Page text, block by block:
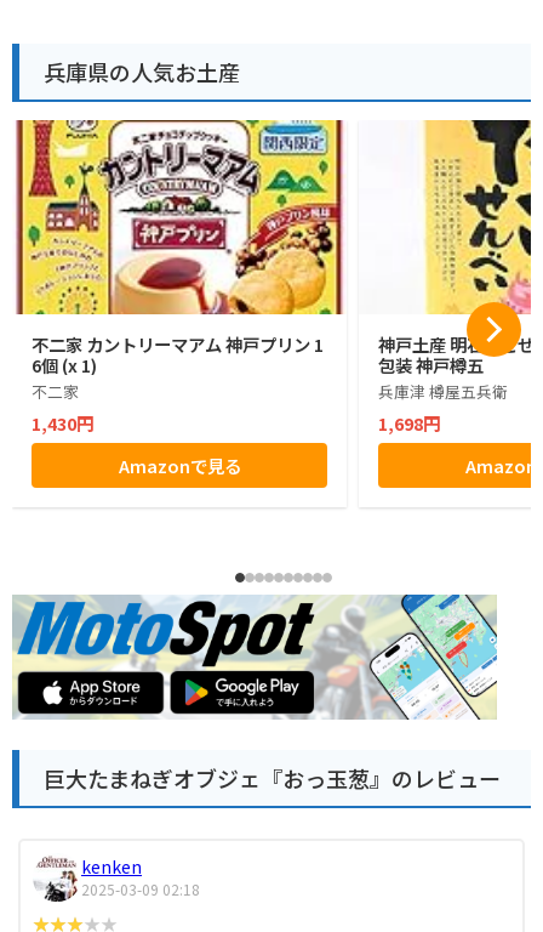
兵庫県の人気お土産
不二家 カントリーマアム 神戸プリン 1
6個 (x 1)
不二家
1,430円
Amazonで見る
神戸土産 明石たこせ
包装 神戸樽五
兵庫津 樽屋五兵衛
1,698円
Amazon
巨大たまねぎオブジェ『おっ玉葱』のレビュー
kenken
2025-03-09 02:18